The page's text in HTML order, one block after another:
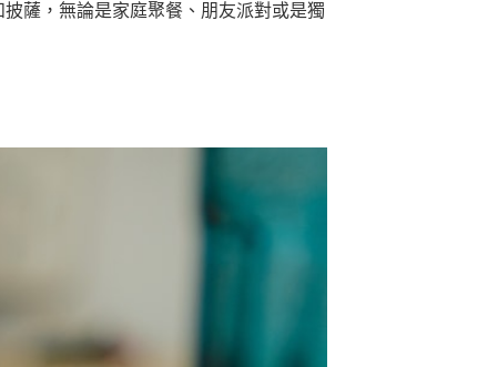
薩，無論是家庭聚餐、朋友派對或是獨